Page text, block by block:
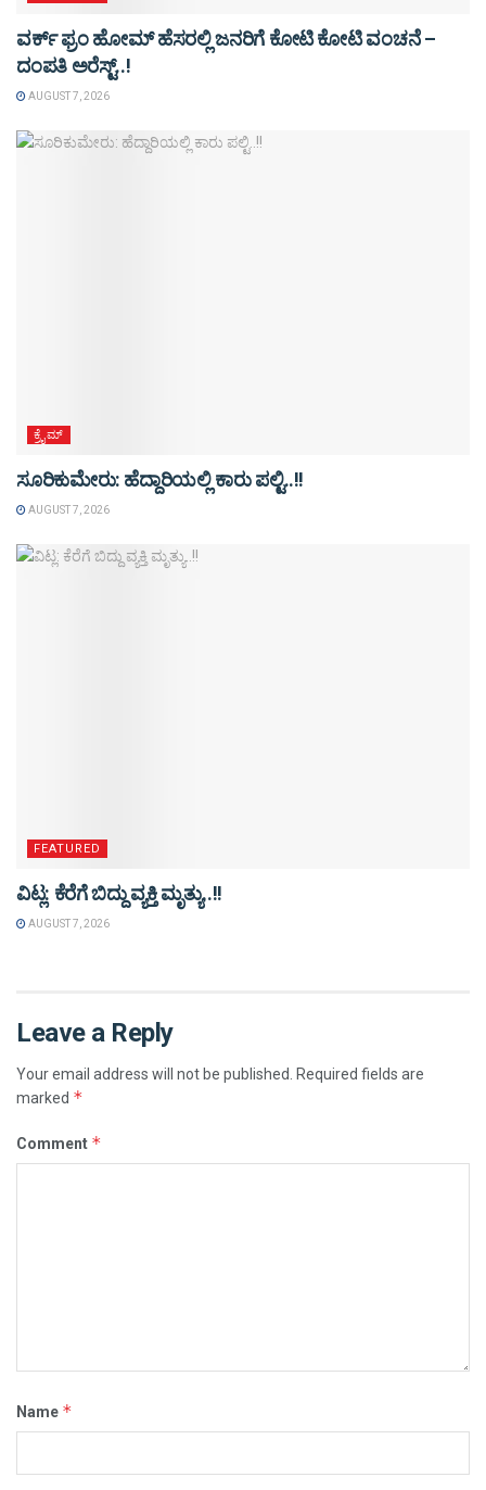
ವರ್ಕ್ ಫ್ರಂ ಹೋಮ್ ಹೆಸರಲ್ಲಿ ಜನರಿಗೆ ಕೋಟಿ ಕೋಟಿ ವಂಚನೆ –
ದಂಪತಿ ಅರೆಸ್ಟ್..!
AUGUST 7, 2026
ಕ್ರೈಮ್
ಸೂರಿಕುಮೇರು: ಹೆದ್ದಾರಿಯಲ್ಲಿ ಕಾರು ಪಲ್ಟಿ..!!
AUGUST 7, 2026
FEATURED
ವಿಟ್ಲ: ಕೆರೆಗೆ ಬಿದ್ದು ವ್ಯಕ್ತಿ ಮೃತ್ಯು..!!
AUGUST 7, 2026
Leave a Reply
Your email address will not be published.
Required fields are
marked *
Comment *
Name *